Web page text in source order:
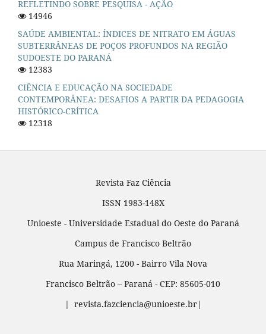
REFLETINDO SOBRE PESQUISA - AÇÃO
14946
SAÚDE AMBIENTAL: ÍNDICES DE NITRATO EM ÁGUAS
SUBTERRÂNEAS DE POÇOS PROFUNDOS NA REGIÃO
SUDOESTE DO PARANÁ
12383
CIÊNCIA E EDUCAÇÃO NA SOCIEDADE
CONTEMPORÂNEA: DESAFIOS A PARTIR DA PEDAGOGIA
HISTÓRICO-CRÍTICA
12318
Revista Faz Ciência
ISSN 1983-148X
Unioeste - Universidade Estadual do Oeste do Paraná
Campus de Francisco Beltrão
Rua Maringá, 1200 - Bairro Vila Nova
Francisco Beltrão – Paraná - CEP: 85605-010
| revista.fazciencia@unioeste.br|